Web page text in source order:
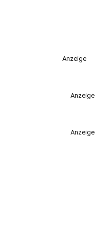
Anzeige
Anzeige
Anzeige